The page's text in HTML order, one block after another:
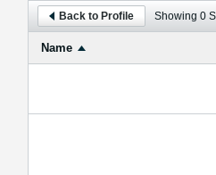
Back to Profile Showing 0
Name